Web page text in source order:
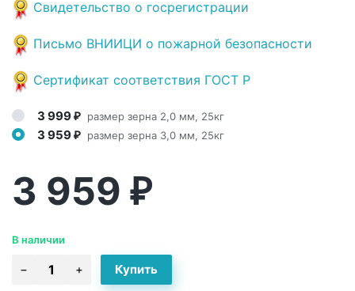
Свидетельство о госрегистрации
Письмо ВНИИЦИ о пожарной безопасности
Сертификат соответствия ГОСТ Р
3 999 ₽ размер зерна 2,0 мм, 25кг
3 959 ₽ размер зерна 3,0 мм, 25кг
3 959 ₽
В наличии